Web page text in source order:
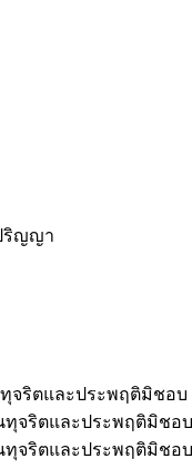
ริญญา
ทุจริตและประพฤติมิชอบ
ทุจริตและประพฤติมิชอ
ทุจริตและประพฤติมิชอ